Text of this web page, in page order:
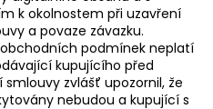
k okolnostem při uzavření
a povaze závazku.
podmínek neplatí
kupujícího před
zvlášť upozornil, že
nebudou a kupující s